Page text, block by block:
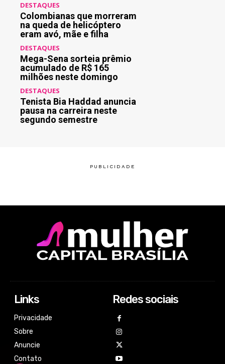
DESTAQUES
Colombianas que morreram
na queda de helicóptero
eram avó, mãe e filha
DESTAQUES
Mega-Sena sorteia prêmio
acumulado de R$ 165
milhões neste domingo
DESTAQUES
Tenista Bia Haddad anuncia
pausa na carreira neste
segundo semestre
Links
Privacidade
Sobre
Anuncie
Contato
Redes sociais